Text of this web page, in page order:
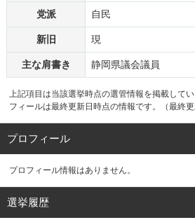
党派 自民
新旧 現
主な肩書き 静岡県議会議員
上記項目は当該選挙時点の選管情報を掲載して
フィールは最終更新日時点の情報です。（最終
プロフィール
プロフィール情報はありません。
選挙履歴